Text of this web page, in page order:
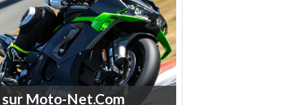
sur Moto-Net.Com